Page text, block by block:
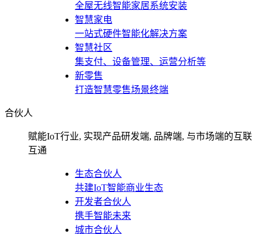
全屋无线智能家居系统安装
智慧家电
一站式硬件智能化解决方案
智慧社区
集支付、设备管理、运营分析等
新零售
打造智慧零售场景终端
合伙人
赋能IoT行业, 实现产品研发端, 品牌端, 与市场端的互联
互通
生态合伙人
共建IoT智能商业生态
开发者合伙人
携手智能未来
城市合伙人